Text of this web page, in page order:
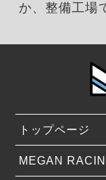
か、整備工場
トップページ
MEGAN